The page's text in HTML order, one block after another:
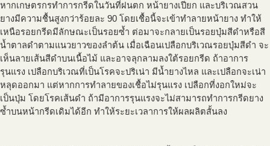
หากเกษตรกรทำการกรีดในวันที่ฝนตก หน้ายางเปียก และบริเวณสวน
ยางมีความชื้นสูงกว่าร้อยละ 90 โดยเชื้อนี้จะเข้าทำลายหน้ายาง ทำให้
เหนือรอยกรีดมีลักษณะเป็นรอยซ้ำ ต่อมาจะกลายเป็นรอยบุ๋มสีดำหรือสี
น้ำตาลดำตามแนวยาวของลำต้น เมื่อเฉือนเปลือกบริเวณรอยบุ๋มสีดำ จะ
เห็นลายเส้นสีดำบนเนื้อไม้ และอาจลุกลามลงใต้รอยกรีด ถ้าอาการ
รุนแรง เปลือกบริเวณที่เป็นโรคจะปริเน่า มีน้ำยางไหล และเปลือกจะเน่า
หลุดออกมา แต่หากการทำลายของเชื้อไม่รุนแรง เปลือกที่งอกใหม่จะ
เป็นปุ่ม โดยโรคเส้นดำ ถ้ามีอาการรุนแรงจะไม่สามารถทำการกรีดยาง
ซ้ำบนหน้ากรีดเดิมได้อีก ทำให้ระยะเวลาการให้ผลผลิตสั้นลง